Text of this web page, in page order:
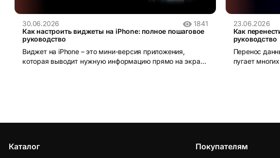
30.06.2026
1841
Как настроить виджеты на iPhone: полное пошаговое
руководство
Виджет на iPhone – это мини-версия приложения,
которая выводит нужную информацию прямо на экран
23.06.2026
Как
руководство
Перенос
пугает
Каталог Покупателям